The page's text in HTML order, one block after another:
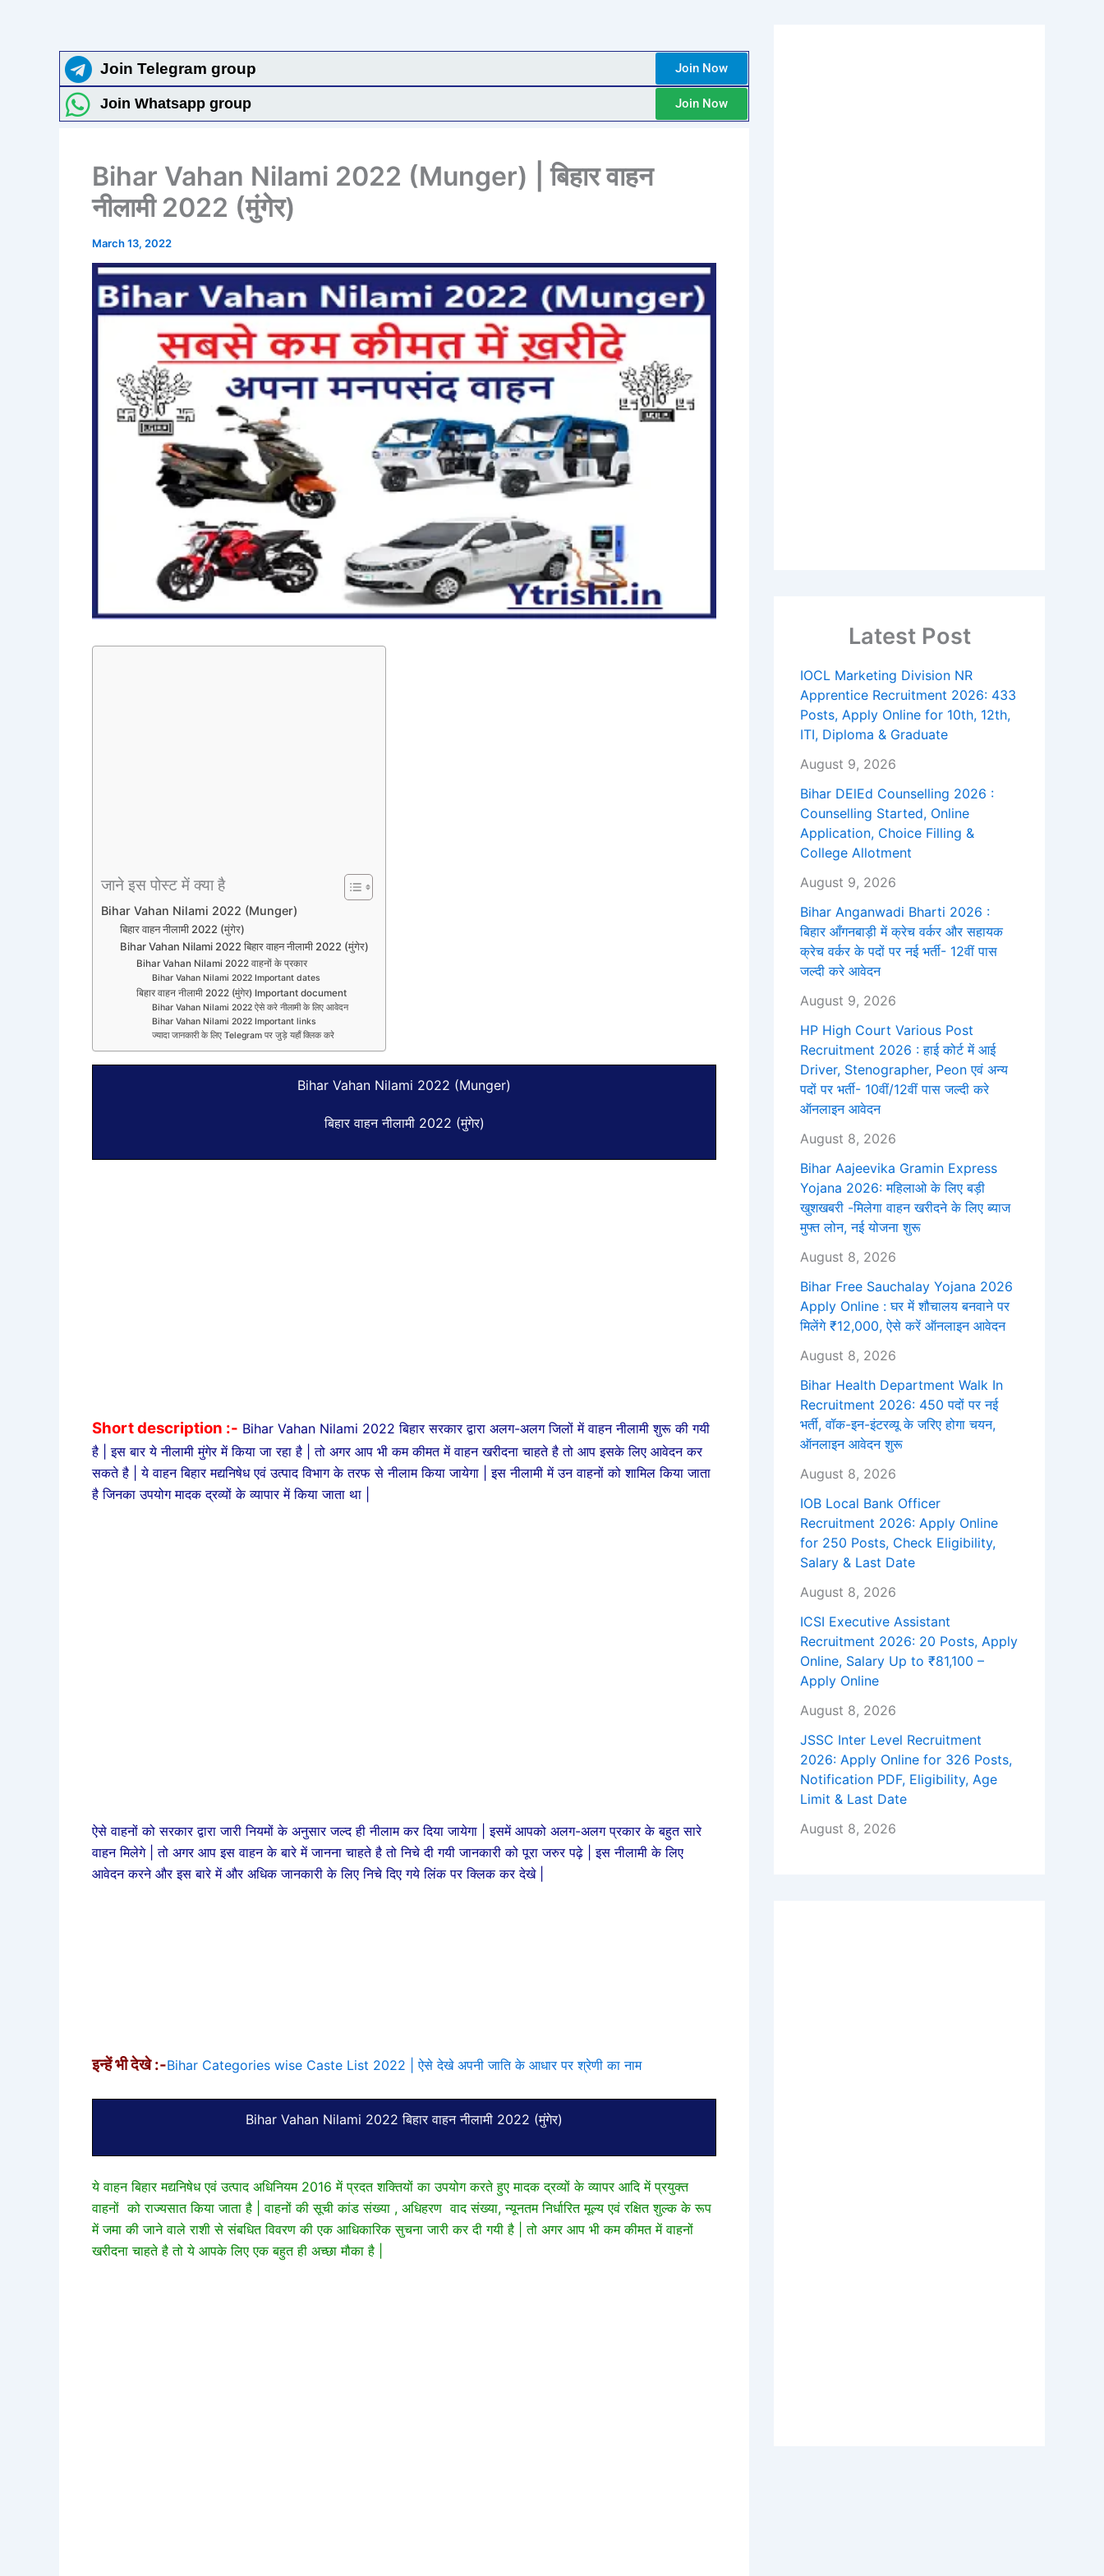
Join Telegram group Join Now
Join Whatsapp group Join Now
Bihar Vahan Nilami 2022 (Munger) | बिहार वाहन
नीलामी 2022 (मुंगेर)
March 13, 2022
जाने इस पोस्ट में क्या है
Bihar Vahan Nilami 2022 (Munger)
बिहार वाहन नीलामी 2022 (मुंगेर)
Bihar Vahan Nilami 2022 बिहार वाहन नीलामी 2022 (मुंगेर)
Bihar Vahan Nilami 2022 वाहनों के प्रकार
Bihar Vahan Nilami 2022 Important dates
बिहार वाहन नीलामी 2022 (मुंगेर) Important document
Bihar Vahan Nilami 2022 ऐसे करे नीलामी के लिए आवेदन
Bihar Vahan Nilami 2022 Important links
ज्यादा जानकारी के लिए Telegram पर जुड़े यहाँ क्लिक करे
Bihar Vahan Nilami 2022 (Munger)
बिहार वाहन नीलामी 2022 (मुंगेर)
Short description :- Bihar Vahan Nilami 2022 बिहार सरकार द्वारा अलग-अलग जिलों में वाहन नीलामी शुरू की गयी
है | इस बार ये नीलामी मुंगेर में किया जा रहा है | तो अगर आप भी कम कीमत में वाहन खरीदना चाहते है तो आप इसके लिए आवेदन कर
सकते है | ये वाहन बिहार मद्यनिषेध एवं उत्पाद विभाग के तरफ से नीलाम किया जायेगा | इस नीलामी में उन वाहनों को शामिल किया जाता
है जिनका उपयोग मादक द्रव्यों के व्यापार में किया जाता था |
ऐसे वाहनों को सरकार द्वारा जारी नियमों के अनुसार जल्द ही नीलाम कर दिया जायेगा | इसमें आपको अलग-अलग प्रकार के बहुत सारे
वाहन मिलेगे | तो अगर आप इस वाहन के बारे में जानना चाहते है तो निचे दी गयी जानकारी को पूरा जरुर पढ़े | इस नीलामी के लिए
आवेदन करने और इस बारे में और अधिक जानकारी के लिए निचे दिए गये लिंक पर क्लिक कर देखे |
इन्हें भी देखे :-Bihar Categories wise Caste List 2022 | ऐसे देखे अपनी जाति के आधार पर श्रेणी का नाम
Bihar Vahan Nilami 2022 बिहार वाहन नीलामी 2022 (मुंगेर)
ये वाहन बिहार मद्यनिषेध एवं उत्पाद अधिनियम 2016 में प्रदत शक्तियों का उपयोग करते हुए मादक द्रव्यों के व्यापर आदि में प्रयुक्त
वाहनों को राज्यसात किया जाता है | वाहनों की सूची कांड संख्या , अधिहरण वाद संख्या, न्यूनतम निर्धारित मूल्य एवं रक्षित शुल्क के रूप
में जमा की जाने वाले राशी से संबधित विवरण की एक आधिकारिक सुचना जारी कर दी गयी है | तो अगर आप भी कम कीमत में वाहनों
खरीदना चाहते है तो ये आपके लिए एक बहुत ही अच्छा मौका है |
Latest Post
IOCL Marketing Division NR
Apprentice Recruitment 2026: 433
Posts, Apply Online for 10th, 12th,
ITI, Diploma & Graduate
August 9, 2026
Bihar DElEd Counselling 2026 :
Counselling Started, Online
Application, Choice Filling &
College Allotment
August 9, 2026
Bihar Anganwadi Bharti 2026 :
बिहार आँगनबाड़ी में क्रेच वर्कर और सहायक
क्रेच वर्कर के पदों पर नई भर्ती- 12वीं पास
जल्दी करे आवेदन
August 9, 2026
HP High Court Various Post
Recruitment 2026 : हाई कोर्ट में आई
Driver, Stenographer, Peon एवं अन्य
पदों पर भर्ती- 10वीं/12वीं पास जल्दी करे
ऑनलाइन आवेदन
August 8, 2026
Bihar Aajeevika Gramin Express
Yojana 2026: महिलाओ के लिए बड़ी
खुशखबरी -मिलेगा वाहन खरीदने के लिए ब्याज
मुफ्त लोन, नई योजना शुरू
August 8, 2026
Bihar Free Sauchalay Yojana 2026
Apply Online : घर में शौचालय बनवाने पर
मिलेंगे ₹12,000, ऐसे करें ऑनलाइन आवेदन
August 8, 2026
Bihar Health Department Walk In
Recruitment 2026: 450 पदों पर नई
भर्ती, वॉक-इन-इंटरव्यू के जरिए होगा चयन,
ऑनलाइन आवेदन शुरू
August 8, 2026
IOB Local Bank Officer
Recruitment 2026: Apply Online
for 250 Posts, Check Eligibility,
Salary & Last Date
August 8, 2026
ICSI Executive Assistant
Recruitment 2026: 20 Posts, Apply
Online, Salary Up to ₹81,100 –
Apply Online
August 8, 2026
JSSC Inter Level Recruitment
2026: Apply Online for 326 Posts,
Notification PDF, Eligibility, Age
Limit & Last Date
August 8, 2026